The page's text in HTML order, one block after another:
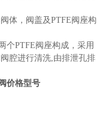
体，阀盖及PTFE阀座构
个PTFE阀座构成，采用
腔进行清洗,由排泄孔排
价格型号